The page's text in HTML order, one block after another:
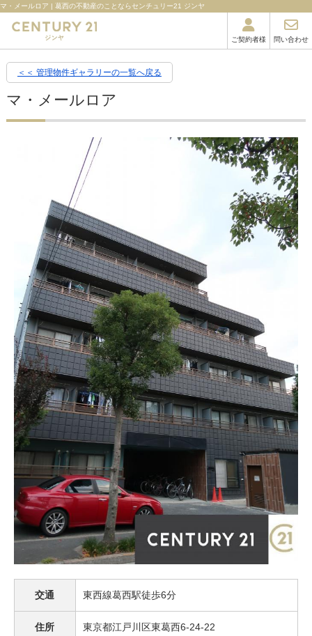
マ・メールロア | 葛西の不動産のことならセンチュリー21 ジンヤ
ご契約者様 問い合わせ
＜＜ 管理物件ギャラリーの一覧へ戻る
マ・メールロア
交通 東西線葛西駅徒歩6分
住所 東京都江戸川区東葛西6-24-22